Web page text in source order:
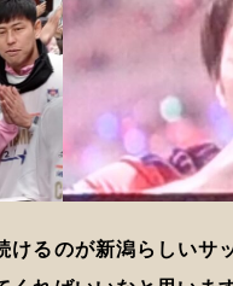
るのが新潟らしいサ